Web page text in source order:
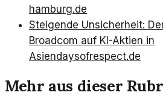
hamburg.de
Steigende Unsicherheit:
Broadcom auf KI-Aktien in
Asiendaysofrespect.de
Mehr aus dieser